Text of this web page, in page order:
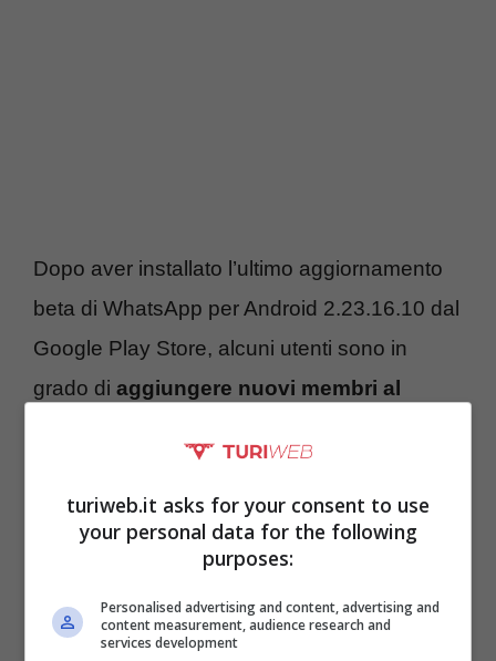
Dopo aver installato l’ultimo aggiornamento
beta di WhatsApp per Android 2.23.16.10 dal
Google Play Store, alcuni utenti sono in
grado di aggiungere nuovi membri al
stata scovata in precedenti versioni beta dal
sempre aggiornatissimo team di wabetainfo,
ma ora ampliata con modifiche importanti.
turiweb.it asks for your consent to use
your personal data for the following
purposes:
Personalised advertising and content, advertising and
content measurement, audience research and
services development